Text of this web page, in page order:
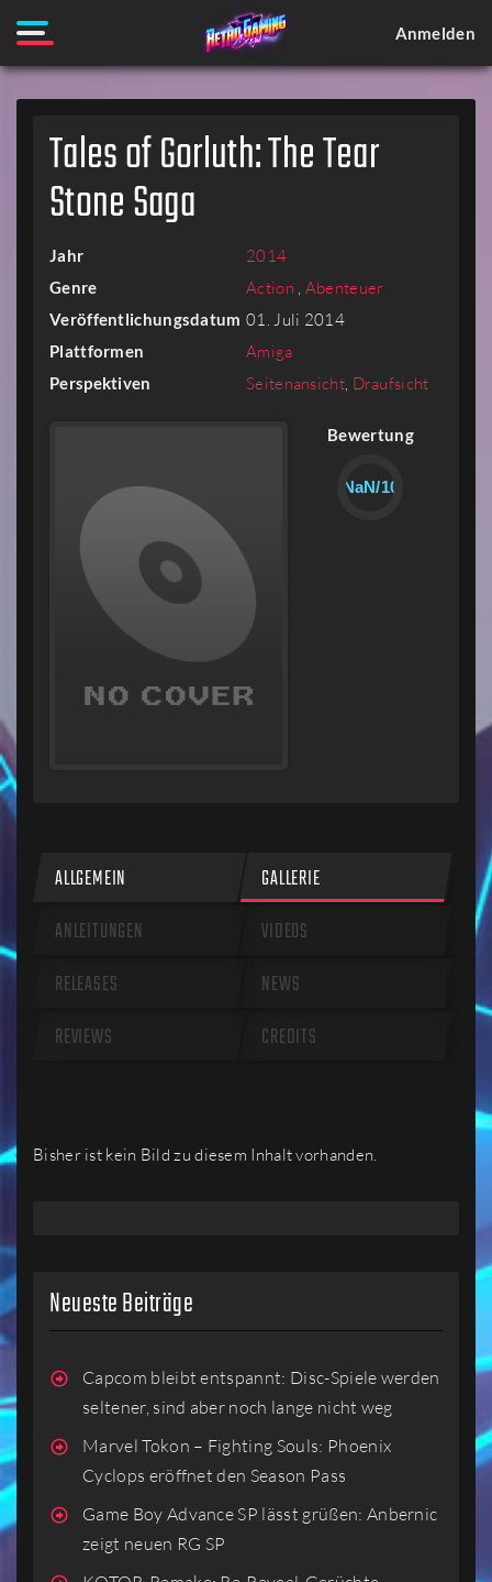
Anmelden
Tales of Gorluth: The Tear
Stone Saga
Jahr 2014
Genre Action , Abenteuer
Veröffentlichungsdatum 01. Juli 2014
Plattformen Amiga
Perspektiven Seitenansicht, Draufsicht
Bewertung
NaN/10
ALLGEMEIN
GALLERIE
ANLEITUNGEN
VIDEOS
RELEASES
NEWS
REVIEWS
CREDITS
Bisher ist kein Bild zu diesem Inhalt vorhanden.
Neueste Beiträge
Capcom bleibt entspannt: Disc-Spiele werden
seltener, sind aber noch lange nicht weg
Marvel Tokon – Fighting Souls: Phoenix
Cyclops eröffnet den Season Pass
Game Boy Advance SP lässt grüßen: Anbernic
zeigt neuen RG SP